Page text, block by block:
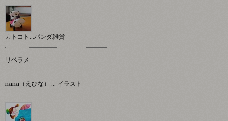
カトコト…パンダ雑貨
リベラメ
nana（えひな） … イラスト